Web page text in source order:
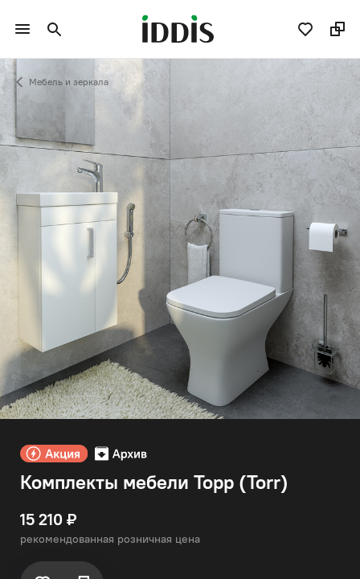
Мебель и зеркала
Комплекты мебели Торр (Torr)
15 210 ₽
рекомендованная розничная цена